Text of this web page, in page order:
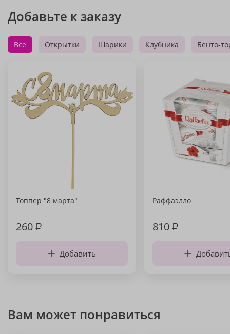
Добавьте к заказу
Все Открытки Шарики Клубника Бенто-
Топпер "8 марта"
260₽
Добавить
Раффаэлло
810₽
Вам может понравиться